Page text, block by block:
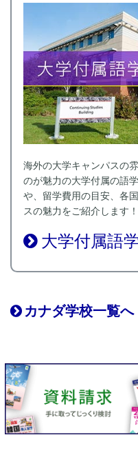
海外の大学キャンパスの
のが魅力の大学付属の語
や、留学費用の目安、各
スの魅力をご紹介します！
大学付属語
カナダ学校一覧へ